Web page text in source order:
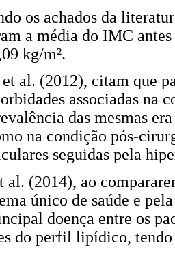
os achados da
a média do IMC
kg/m².
al. (2012), citam que
associadas na
das mesmas
na condição pós-
seguidas pela
al. (2014), ao
único de saúde e
doença entre os
do perfil lipídico,